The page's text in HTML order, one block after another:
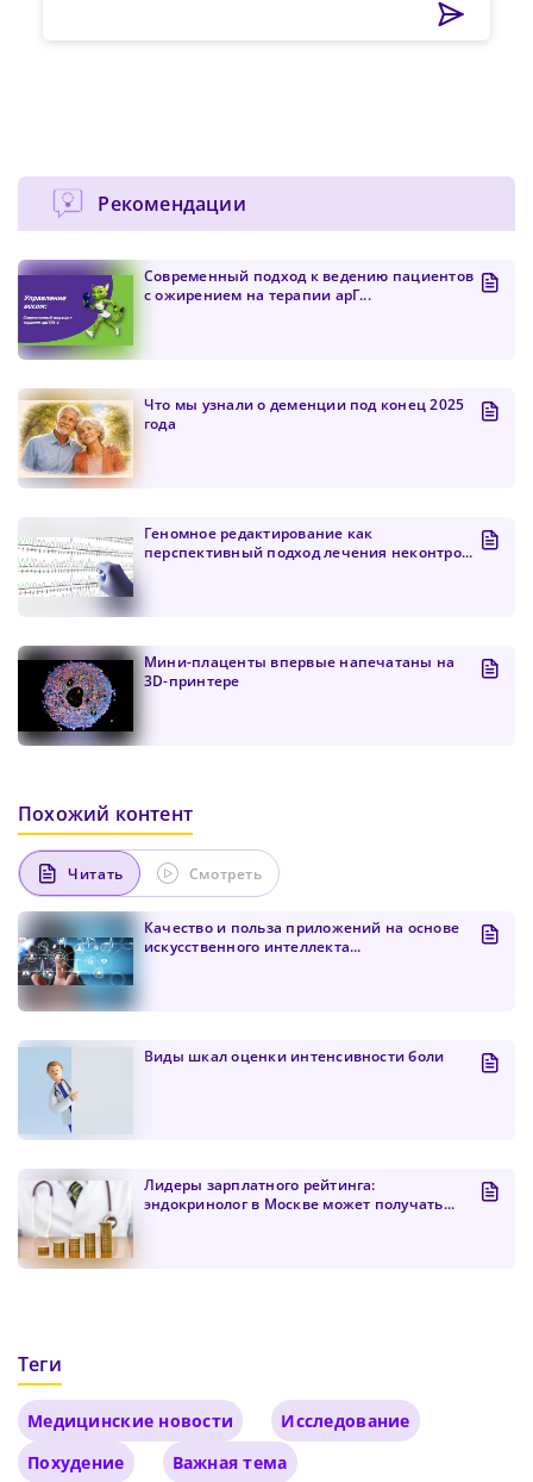
Рекомендации
Современный подход к ведению пациентов
с ожирением на терапии арГ...
Что мы узнали о деменции под конец 2025
года
Геномное редактирование как
перспективный подход лечения неконтро...
Мини-плаценты впервые напечатаны на
3D-принтере
Похожий контент
Читать Смотреть
Качество и польза приложений на основе
искусственного интеллекта...
Виды шкал оценки интенсивности боли
Лидеры зарплатного рейтинга:
эндокринолог в Москве может получать...
Теги
Медицинские новости
Исследование
Похудение
Важная тема